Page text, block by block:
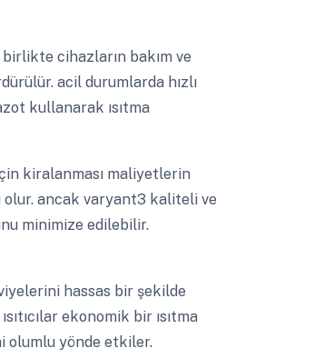
cihazların bakım ve
acil durumlarda hızlı
kullanarak ısıtma
kiralanması maliyetlerin
olur. ancak varyant3 kaliteli ve
minimize edilebilir.
hassas bir şekilde
ekonomik bir ısıtma
olumlu yönde etkiler.